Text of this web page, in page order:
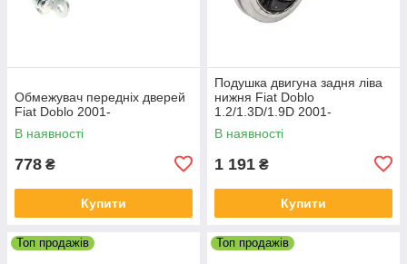
Обмежувач передніх дверей
Fiat Doblo 2001-
В наявності
778 ₴
Купити
Подушка двигуна задня ліва
нижня Fiat Doblo
1.2/1.3D/1.9D 2001-
В наявності
1 191 ₴
Купити
Топ продажів Топ продажів